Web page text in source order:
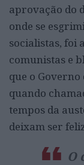
aprovação do
onde se
socialistas, foi
comunistas e
que o Governo
quando
tempos da
deixam ser
O